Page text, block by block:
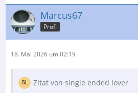
Marcus67
Profi
18. Mai 2026 um 02:19
Zitat von single ended lover